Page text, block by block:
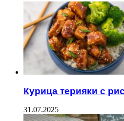
Курица терияки с
31.07.2025